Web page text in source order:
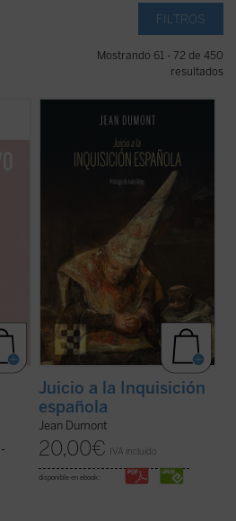
FILTROS
Mostrando 61 - 72 de 450
resultados
oscurantismo y la crueldad mayores que
hispanista, se propone en Juicio a la
Inquisición españoladar una oportunidad
de defensa a la acusada. El resultado ...
Juicio a la Inquisición
española
Jean Dumont
20,00€ IVA incluido
disponible en ebook: